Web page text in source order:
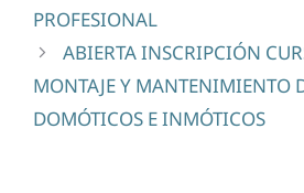
PROFESIONAL
ABIERTA INSCRIPCIÓN
MONTAJE Y MANTENIMIENTO
DOMÓTICOS E INMÓTICOS